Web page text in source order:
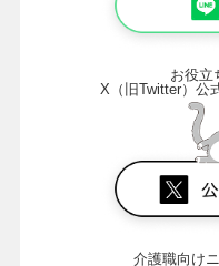
お役立
X（旧Twitter）公
介護職向け